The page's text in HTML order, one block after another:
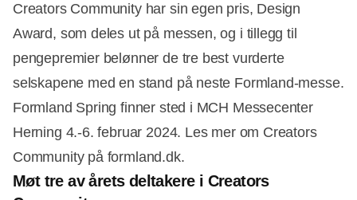
Creators Community har sin egen pris, Design
Award, som deles ut på messen, og i tillegg til
pengepremier belønner de tre best vurderte
selskapene med en stand på neste Formland-messe.
Formland Spring finner sted i MCH Messecenter
Herning 4.-6. februar 2024. Les mer om Creators
Community på formland.dk.
Møt tre av årets deltakere i Creators